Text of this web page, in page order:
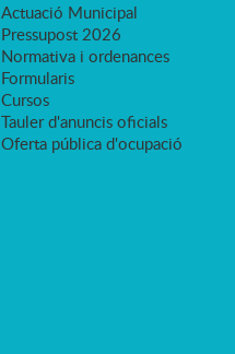
Actuació Municipal
Pressupost 2026
Normativa i ordenances
Formularis
Cursos
Tauler d'anuncis oficials
Oferta pública d'ocupació